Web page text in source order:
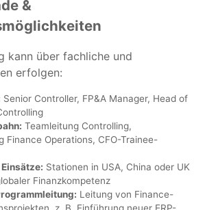
&
kann über fachliche und
erfolgen:
Senior Controller, FP&A Manager, Head of
Teamleitung Controlling,
Finance Operations, CFO-Trainee-
Stationen in USA, China oder UK
Finanzkompetenz
Leitung von Finance-
z. B. Einführung neuer ERP-